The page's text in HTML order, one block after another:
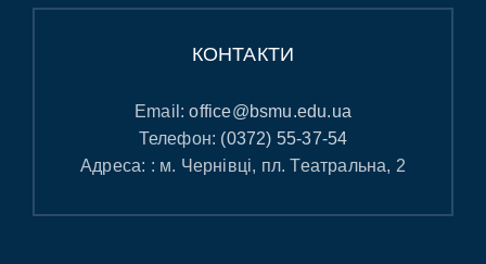
КОНТАКТИ
Email:office@bsmu.edu.ua
Телефон: (0372) 55-37-54
Адреса: : м. Чернівці, пл. Театральна, 2